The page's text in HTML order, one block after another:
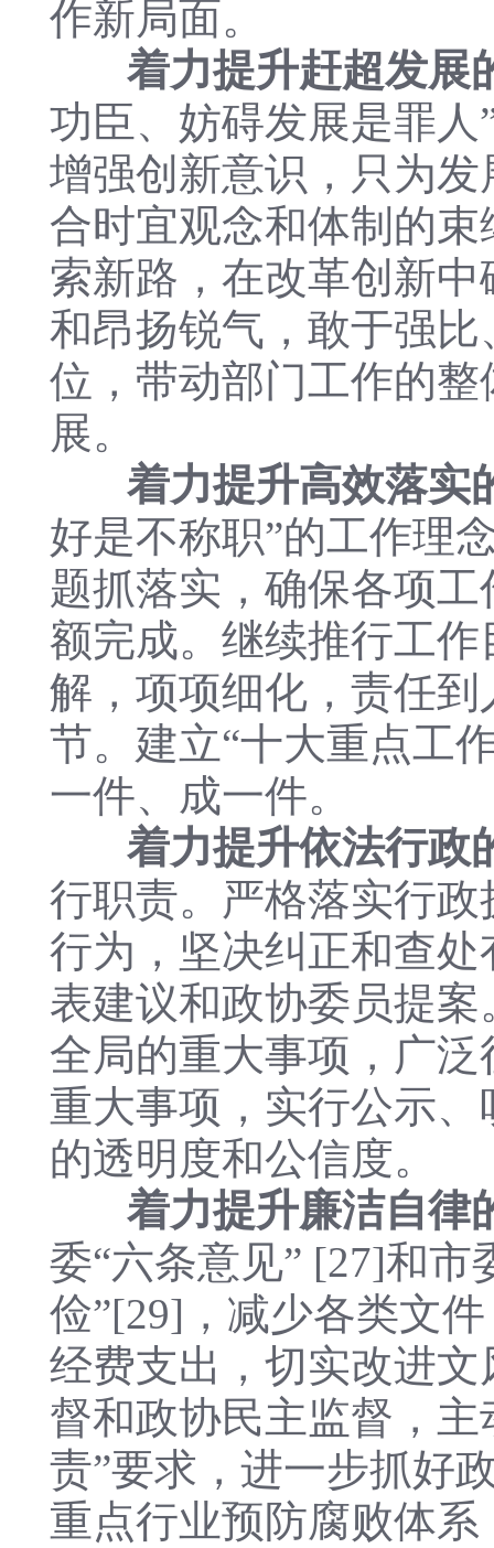
作新局面。
着力提升赶超发展
功臣、妨碍发展是罪
增强创新意识，只为
合时宜观念和体制的
索新路，在改革创新
和昂扬锐气，敢于强
位，带动部门工作的
展。
着力提升高效落实
好是不称职”的工作理
题抓落实，确保各项
额完成。继续推行工
解，项项细化，责任
节。建立“十大重点工
一件、成一件。
着力提升依法行政
行职责。严格落实行
行为，坚决纠正和查
表建议和政协委员提
全局的重大事项，广
重大事项，实行公示
的透明度和公信度。
着力提升廉洁自律
委“六条意见” [27]和市
俭”[29]，减少各类文
经费支出，切实改进
督和政协民主监督，
责”要求，进一步抓好
重点行业预防腐败体